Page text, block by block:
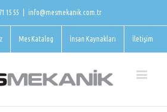
15 55 info@mesmekanik.com.tr
Mes Katalog İnsan Kaynakları İletişim